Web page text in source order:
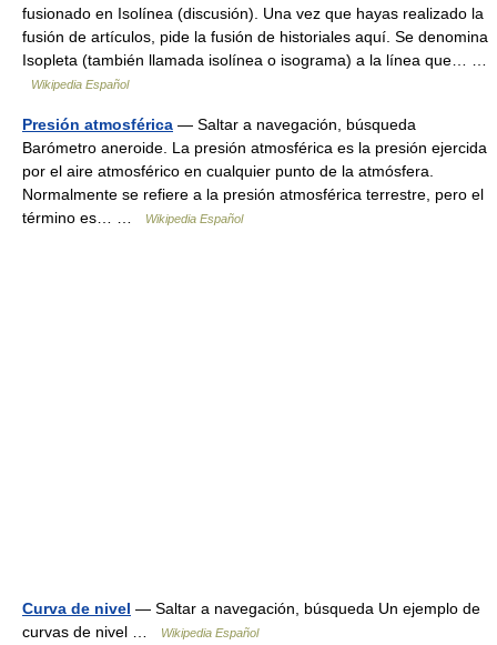
fusionado en Isolínea (discusión). Una vez que hayas realizado la
fusión de artículos, pide la fusión de historiales aquí. Se denomina
Isopleta (también llamada isolínea o isograma) a la línea que… …
Wikipedia Español
Presión atmosférica — Saltar a navegación, búsqueda
Barómetro aneroide. La presión atmosférica es la presión ejercida
por el aire atmosférico en cualquier punto de la atmósfera.
Normalmente se refiere a la presión atmosférica terrestre, pero el
término es… …
Wikipedia Español
Curva de nivel — Saltar a navegación, búsqueda Un ejemplo de
curvas de nivel …
Wikipedia Español